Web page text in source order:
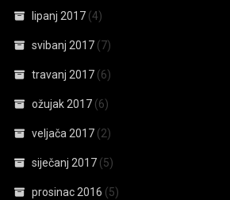
lipanj 2017 (4)
svibanj 2017 (7)
travanj 2017 (6)
ožujak 2017 (6)
veljača 2017 (2)
siječanj 2017 (5)
prosinac 2016 (5)